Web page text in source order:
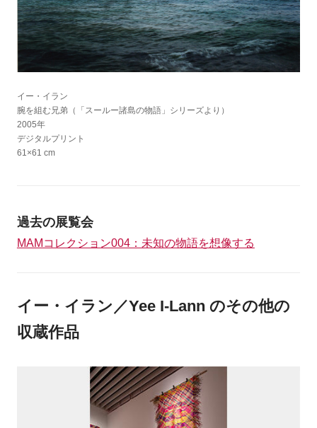
イー・イラン
腕を組む兄弟（「スールー諸島の物語」シリーズより）
2005年
デジタルプリント
61×61 cm
過去の展覧会
MAMコレクション004：未知の物語を想像する
イー・イラン／Yee I-Lann のその他の
収蔵作品